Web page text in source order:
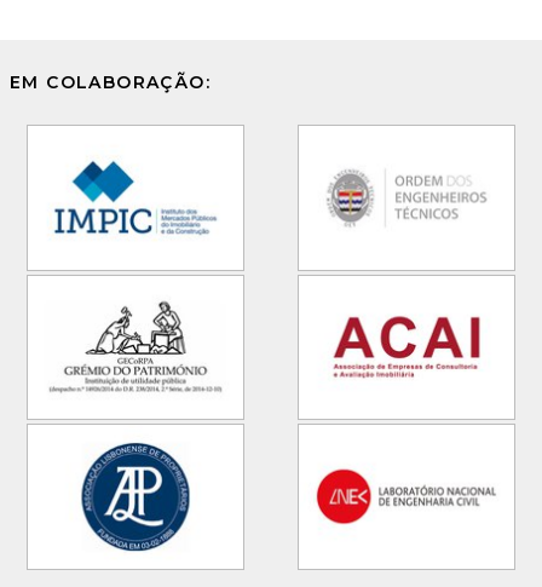
EM COLABORAÇÃO: